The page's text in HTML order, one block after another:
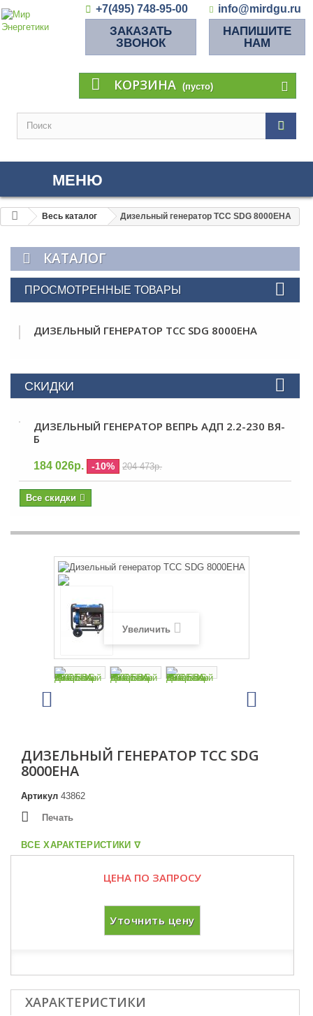
+7(495) 748-95-00 info@mirdgu.ru
ЗАКАЗАТЬ
ЗВОНОК
НАПИШИТЕ
НАМ
КОРЗИНА (пусто)
МЕНЮ
Весь каталог Дизельный генератор ТСС SDG 8000EHA
КАТАЛОГ
ПРОСМОТРЕННЫЕ ТОВАРЫ
ДИЗЕЛЬНЫЙ ГЕНЕРАТОР ТСС SDG 8000EHA
СКИДКИ
ДИЗЕЛЬНЫЙ ГЕНЕРАТОР ВЕПРЬ АДП 2.2-230 ВЯ-
Б
184 026р. -10% 204 473р.
Все скидки
Увеличить
ДИЗЕЛЬНЫЙ ГЕНЕРАТОР ТСС SDG
8000EHA
Артикул 43862
Печать
ВСЕ ХАРАКТЕРИСТИКИ ᐁ
ЦЕНА ПО ЗАПРОСУ
Уточнить цену
ХАРАКТЕРИСТИКИ